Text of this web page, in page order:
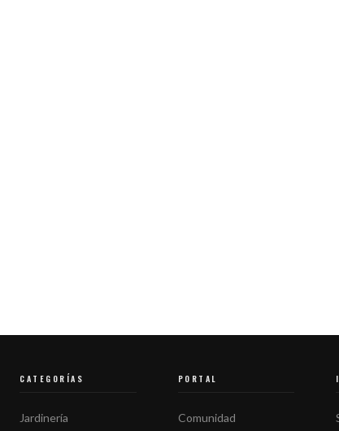
CATEGORÍAS
Jardinería
PORTAL
Comunidad